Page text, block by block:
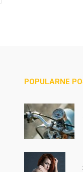
POPULARNE